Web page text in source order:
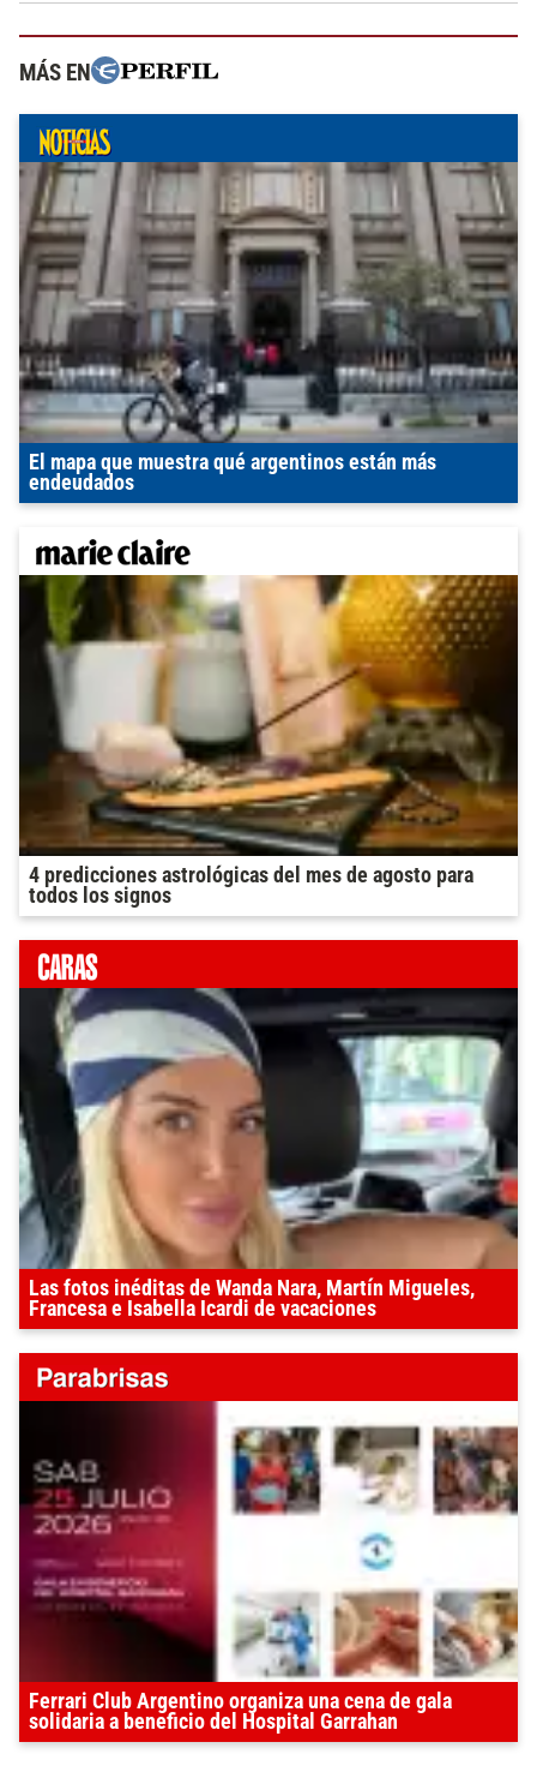
MÁS EN
El mapa que muestra qué argentinos están más
endeudados
4 predicciones astrológicas del mes de agosto para
todos los signos
Las fotos inéditas de Wanda Nara, Martín Migueles,
Francesa e Isabella Icardi de vacaciones
Ferrari Club Argentino organiza una cena de gala
solidaria a beneficio del Hospital Garrahan